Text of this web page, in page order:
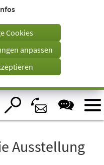
Cookies
anpassen
Ausstellung